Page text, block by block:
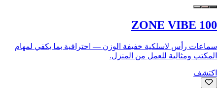
ZONE VIBE 100
سماعات رأس لاسلكية خفيفة الوزن — احترافية بما يكفي لمهام
المكتب ومثالية للعمل من المنزل.
اكتشف